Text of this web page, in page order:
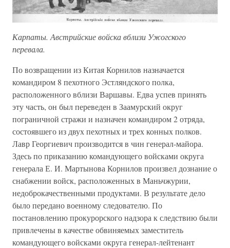
Карпаты. Австрийские войска вблизи Ужогского
перевала.
По возвращении из Китая Корнилов назначается
командиром 8 пехотного Эстляндского полка,
расположенного вблизи Варшавы. Едва успев принять
эту часть, он был переведен в Заамурский округ
пограничной стражи и назначен командиром 2 отряда,
состоявшего из двух пехотных и трех конных полков.
Лавр Георгиевич производится в чин генерал-майора.
Здесь по приказанию командующего войсками округа
генерала Е. И. Мартынова Корнилов произвел дознание о
снабжении войск, расположенных в Маньчжурии,
недоброкачественными продуктами. В результате дело
было передано военному следователю. По
постановлению прокурорского надзора к следствию были
привлечены в качестве обвиняемых заместитель
командующего войсками округа генерал-лейтенант